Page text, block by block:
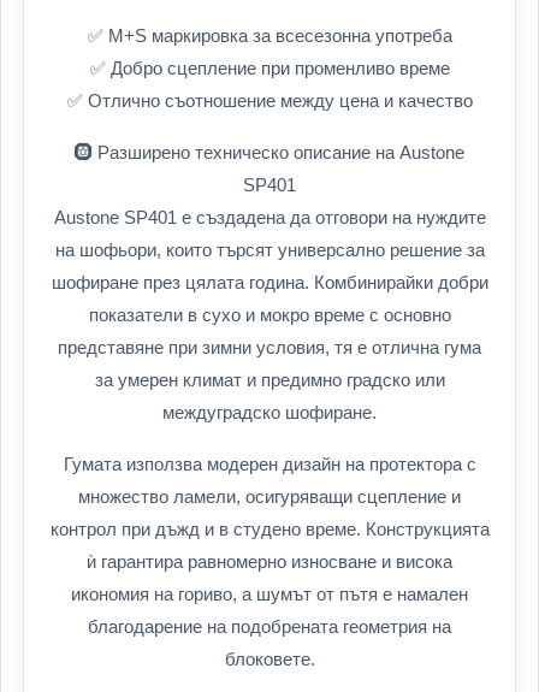
✅ M+S маркировка за всесезонна употреба
✅ Добро сцепление при променливо време
✅ Отлично съотношение между цена и качество
🛞 Разширено техническо описание на Austone
SP401
Austone SP401 е създадена да отговори на нуждите
на шофьори, които търсят универсално решение за
шофиране през цялата година. Комбинирайки добри
показатели в сухо и мокро време с основно
представяне при зимни условия, тя е отлична гума
за умерен климат и предимно градско или
междуградско шофиране.
Гумата използва модерен дизайн на протектора с
множество ламели, осигуряващи сцепление и
контрол при дъжд и в студено време. Конструкцията
ѝ гарантира равномерно износване и висока
икономия на гориво, а шумът от пътя е намален
благодарение на подобрената геометрия на
блоковете.